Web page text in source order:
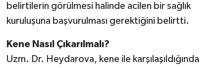
belirtilerin görülmesi halinde acilen bir sağlık
kuruluşuna başvurulması gerektiğini belirtti.
Kene Nasıl Çıkarılmalı?
Uzm. Dr. Heydarova, kene ile karşılaşıldığında